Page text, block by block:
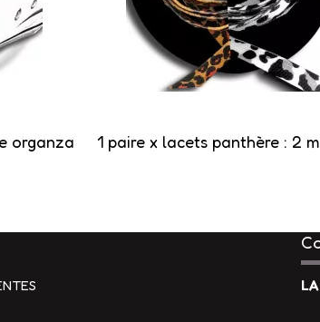
organza
1 paire x lacets panthère : 2